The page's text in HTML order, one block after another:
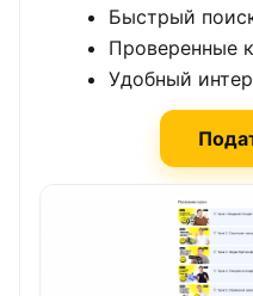
Быстрый
Проверенные
Удобный